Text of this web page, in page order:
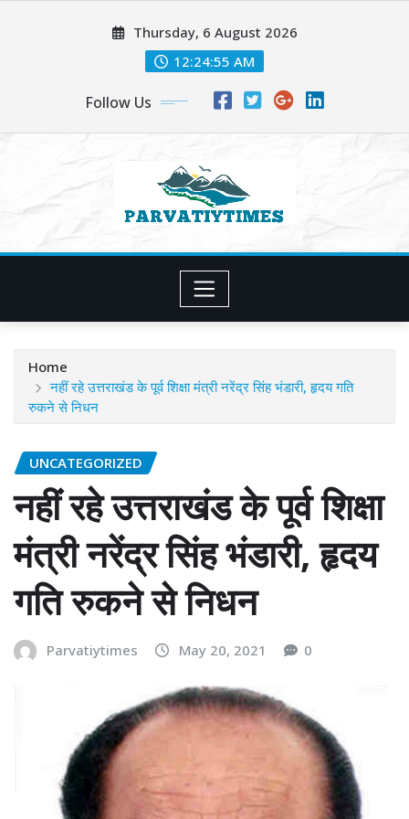
Thursday, 6 August 2026
12:24:56 AM
Follow Us
Home
नहीं रहे उत्तराखंड के पूर्व शिक्षा मंत्री नरेंद्र सिंह भंडारी, हृदय गति
रुकने से निधन
UNCATEGORIZED
नहीं रहे उत्तराखंड के पूर्व शिक्षा
मंत्री नरेंद्र सिंह भंडारी, हृदय
गति रुकने से निधन
Parvatiytimes May 20, 2021 0